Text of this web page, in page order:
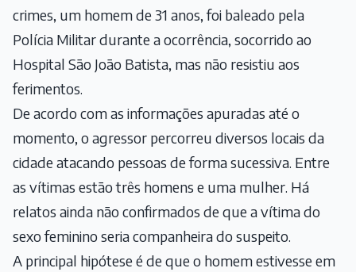
crimes, um homem de 31 anos, foi baleado pela
Polícia Militar durante a ocorrência, socorrido ao
Hospital São João Batista, mas não resistiu aos
ferimentos.
De acordo com as informações apuradas até o
momento, o agressor percorreu diversos locais da
cidade atacando pessoas de forma sucessiva. Entre
as vítimas estão três homens e uma mulher. Há
relatos ainda não confirmados de que a vítima do
sexo feminino seria companheira do suspeito.
A principal hipótese é de que o homem estivesse em